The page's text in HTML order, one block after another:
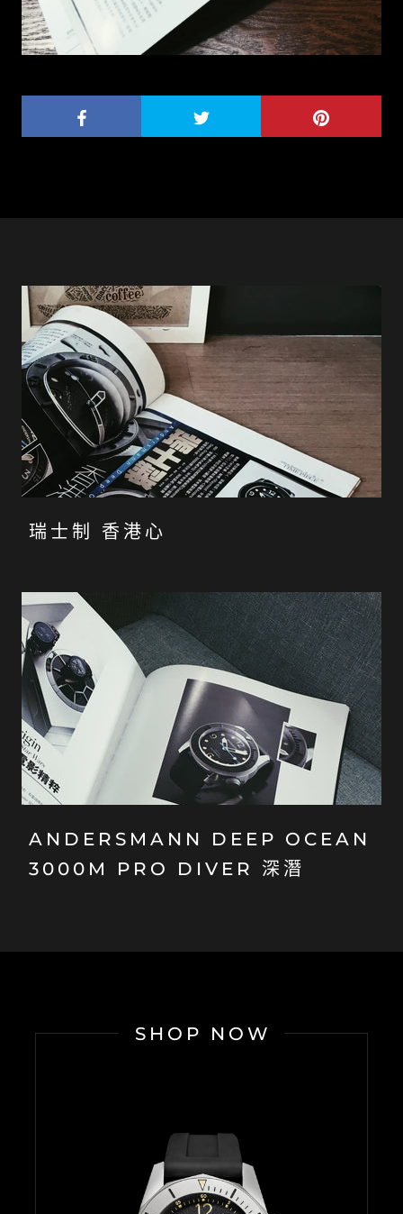
瑞士制 香港心
ANDERSMANN DEEP OCEAN
3000M PRO DIVER 深潛
SHOP NOW